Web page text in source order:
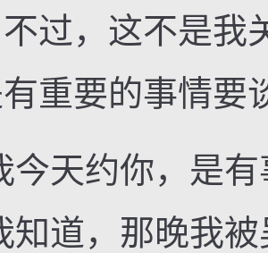
过，这不是我
重要的事情要
天约你，是有
知道，那晚我